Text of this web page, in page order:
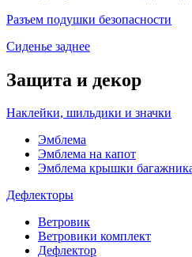
Разъем подушки безопасности
Сиденье заднее
Защита и декор
Наклейки, шильдики и значки
Эмблема
Эмблема на капот
Эмблема крышки
Дефлекторы
Ветровик
Ветровики комплект
Дефлектор